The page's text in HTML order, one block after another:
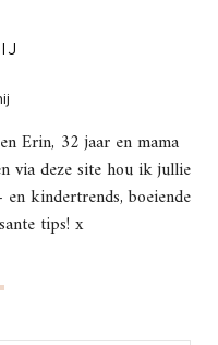
Erin, 32 jaar en mama
via deze site hou ik jullie
kindertrends, boeiende
tips! x